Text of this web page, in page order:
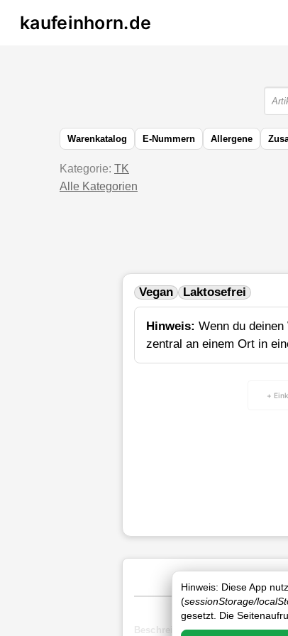
kaufeinhorn.de
Hinweis: Diese App
(sessionStorage/
gesetzt. Die
Warenkatalog E-Nummern Allergene
Kategorie: TK
Alle Kategorien
Vegan Laktosefrei
Hinweis: Wenn du
zentral an einem Ort in
+
Beschreibung